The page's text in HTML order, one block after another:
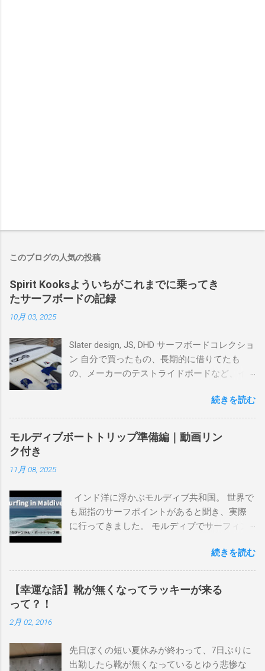
このブログの人気の投稿
Spirit Kooksよういちがこれまでに乗ってき
たサーフボードの記録
10月 03, 2025
Slater design, JS, DHD サーフボードコレクショ
ン 自分で買ったもの、長期的に借りてたも
の、メーカーのテストライドボードなど、イ
を書き残しているページです。 記録と残して
るので、過去のボードたちはもうすでに人に
譲って、手元に無いのがほとんどだけど。 色
んなサーフボードに乗って、サーフィンの世
ーメイドビーチ 最もロングライドしてきたポ
イント スナッパー、レインボーベイ、グリ
ーンマウント、クーリービーチ、キラ、レノ
狙っているポイント バーレー、キラ、レイ
ンボーベイ、クーリービーチ 絶対に入りたい
ポイント ベルズビーチ、グレートオーシャ
ナチュラル DHD DX-1
5'10"×18'3/8×2'3/16 Glassing Team 4×4
続きを読む
モルディブボートトリップ準備編｜動画リン
ク付き
11月 08, 2025
インド洋に浮かぶモルディブ共和国。 世界で
も屈指のサーフポイントがあると聞き、実際
に行ってきました。 モルディブでサーフィン
テルやリゾートに滞在して目の前のブレイク
を独占するスタイル。もうひとつが、複数の
ポイントを巡る「ボートトリップ」です。 今
回はそのボートトリップで、時間と空間の贅
系YouTubeチャンネル「よういちチャンネル
Spirit Kooks」と、国内外のサーフトリップ専
続きを読む
【幸運な話】靴が無くなってラッキーが来る
って？！
2月 02, 2016
先日ぼくの短い夏休みが終わって、7日ぶりに
出勤したら靴が無くなっているとゆう悲惨な